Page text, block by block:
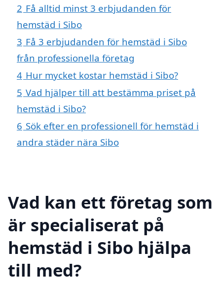
2 Få alltid minst 3 erbjudanden för
hemstäd i Sibo
3 Få 3 erbjudanden för hemstäd i Sibo
från professionella företag
4 Hur mycket kostar hemstäd i Sibo?
5 Vad hjälper till att bestämma priset på
hemstäd i Sibo?
6 Sök efter en professionell för hemstäd i
andra städer nära Sibo
Vad kan ett företag som
är specialiserat på
hemstäd i Sibo hjälpa
till med?